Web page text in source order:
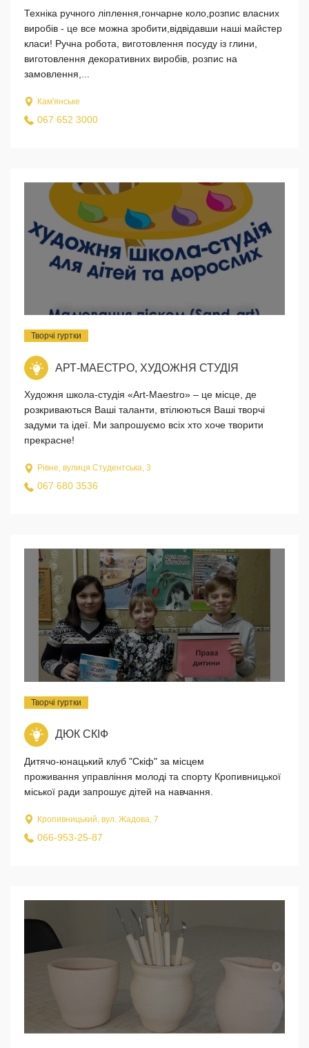
Техніка ручного ліплення,гончарне коло,розпис власних
виробів - це все можна зробити,відвідавши наші майстер
класи! Ручна робота, виготовлення посуду із глини,
виготовлення декоративних виробів, розпис на
замовлення,...
Кам'янське
067 652 3000
Творчі гуртки
АРТ-МАЕСТРО, ХУДОЖНЯ СТУДІЯ
Художня школа-студія «Art-Maestro» – це місце, де
розкриваються Ваші таланти, втілюються Ваші творчі
задуми та ідеї. Ми запрошуємо всіх хто хоче творити
прекрасне!
Рівне, вулиця Студентська, 3
067 680 3536
Творчі гуртки
ДЮК СКІФ
Дитячо-юнацький клуб "Скіф" за місцем
проживання управління молоді та спорту Кропивницької
міської ради запрошує дітей на навчання.
Кропивницький, вул. Жадова, 7
066-953-25-87